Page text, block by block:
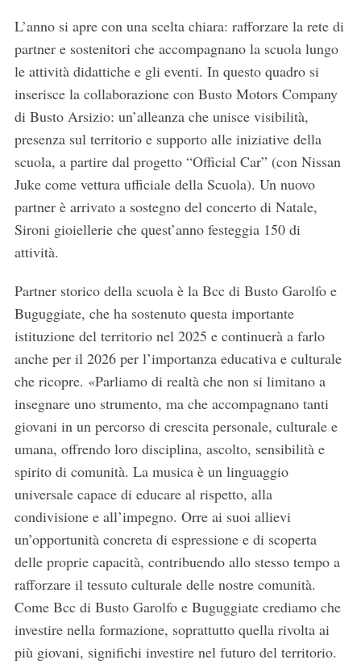
L’anno si apre con una scelta chiara: rafforzare la rete di
partner e sostenitori che accompagnano la scuola lungo
le attività didattiche e gli eventi. In questo quadro si
inserisce la collaborazione con Busto Motors Company
di Busto Arsizio: un’alleanza che unisce visibilità,
presenza sul territorio e supporto alle iniziative della
scuola, a partire dal progetto “Official Car” (con Nissan
Juke come vettura ufficiale della Scuola). Un nuovo
partner è arrivato a sostegno del concerto di Natale,
Sironi gioiellerie che quest’anno festeggia 150 di
attività.
Partner storico della scuola è la Bcc di Busto Garolfo e
Buguggiate, che ha sostenuto questa importante
istituzione del territorio nel 2025 e continuerà a farlo
anche per il 2026 per l’importanza educativa e culturale
che ricopre. «Parliamo di realtà che non si limitano a
insegnare uno strumento, ma che accompagnano tanti
giovani in un percorso di crescita personale, culturale e
umana, offrendo loro disciplina, ascolto, sensibilità e
spirito di comunità. La musica è un linguaggio
universale capace di educare al rispetto, alla
condivisione e all’impegno. Orre ai suoi allievi
un’opportunità concreta di espressione e di scoperta
delle proprie capacità, contribuendo allo stesso tempo a
rafforzare il tessuto culturale delle nostre comunità.
Come Bcc di Busto Garolfo e Buguggiate crediamo che
investire nella formazione, soprattutto quella rivolta ai
più giovani, significhi investire nel futuro del territorio.